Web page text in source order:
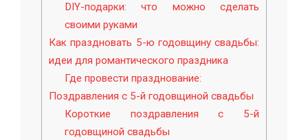
DIY-подарки: что можно сделать
своими руками
Как праздновать 5-ю годовщину свадьбы:
идеи для романтического праздника
Где провести празднование:
Поздравления с 5-й годовщиной свадьбы
Короткие поздравления с 5-й
годовщиной свадьбы